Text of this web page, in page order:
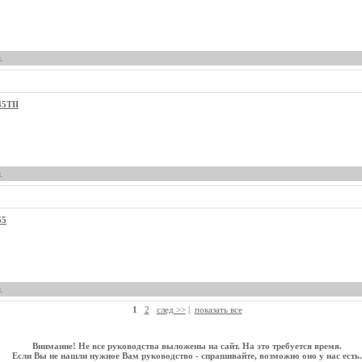
1 2 след >>| показать все
Внимание! Не все руководства выложены на сайт. На это требуется время.
Если Вы не нашли нужное Вам руководство - спрашивайте, возможно оно у нас есть.